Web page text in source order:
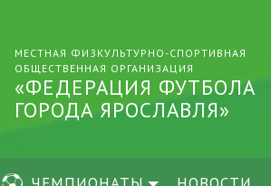
МЕСТНАЯ ФИЗКУЛЬТУРНО-СПОРТИВНАЯ
ОБЩЕСТВЕННАЯ ОРГАНИЗАЦИЯ
«ФЕДЕРАЦИЯ ФУТБОЛА
ГОРОДА ЯРОСЛАВЛЯ»